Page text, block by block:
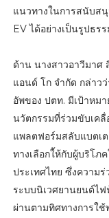
แนวทางในการสนับส
EV ได้อย่างเป็นรูปธรร
ด้าน นางสาวอาวีมาศ
แอนด์ โก จำกัด กล่าว
อัพของ ปตท. มีเป้าหม
นวัตกรรมที่ร่วมขับเค
แพลตฟอร์มสลับแบตเ
ทางเลือกใ้ห้กับผู้บริโ
ประเทศไทย ซึ่งความ
ระบบนิเวศยานยนต์ไ
ผ่านตามทิศทางการใ